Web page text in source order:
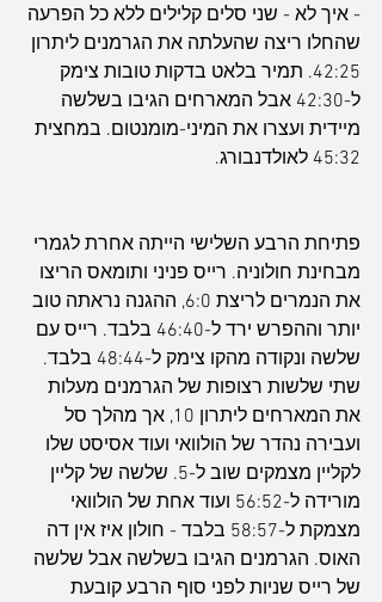
- איך לא - שני סלים קלילים ללא כל הפרעה
שהחלו ריצה שהעלתה את הגרמנים ליתרון
42:25. תמיר בלאט בדקות טובות צימק
ל-42:30 אבל המארחים הגיבו בשלשה
מיידית ועצרו את המיני-מומנטום. במחצית
45:32 לאולדנבורג.
פתיחת הרבע השלישי הייתה אחרת לגמרי
מבחינת חולוניה. רייס פניני ותומאס הריצו
את הנמרים לריצת 6:0, ההגנה נראתה טוב
יותר וההפרש ירד ל-46:40 בלבד. רייס עם
שלשה ונקודה מהקו צימק ל-48:44 בלבד.
שתי שלשות רצופות של הגרמנים מעלות
את המארחים ליתרון 10, אך מהלך סל
ועבירה נהדר של הולוואי ועוד אסיסט שלו
לקליין מצמקים שוב ל-5. שלשה של קליין
מורידה ל-56:52 ועוד אחת של הולוואי
מצמקת ל-58:57 בלבד - חולון איז אין דה
האוס. הגרמנים הגיבו בשלשה אבל שלשה
של רייס שניות לפני סוף הרבע קובעת